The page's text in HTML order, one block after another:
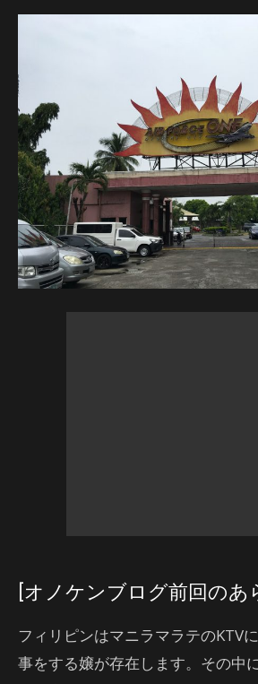
[オノケンブログ前回のあ
フィリピンはマニラマラテのKTV
事をする嬢が存在します。その中